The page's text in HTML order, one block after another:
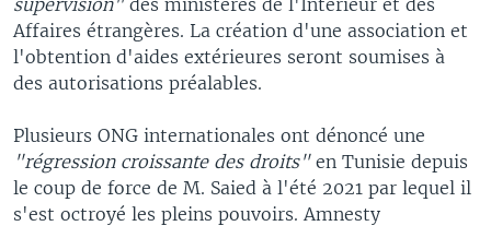
Affaires étrangères. La création d'une association et
l'obtention d'aides extérieures seront soumises à
des autorisations préalables.
Plusieurs ONG internationales ont dénoncé une
"régression croissante des droits" en Tunisie depuis
le coup de force de M. Saied à l'été 2021 par lequel il
s'est octroyé les pleins pouvoirs. Amnesty